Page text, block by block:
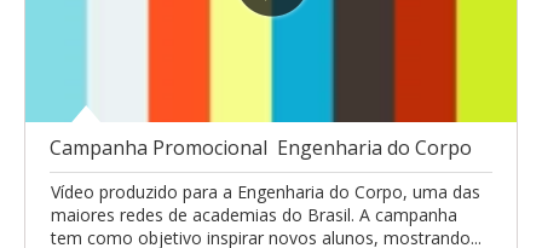
Campanha Promocional  Engenharia do Corpo
Vídeo produzido para a Engenharia do Corpo, uma das
maiores redes de academias do Brasil. A campanha
tem como objetivo inspirar novos alunos, mostrando...